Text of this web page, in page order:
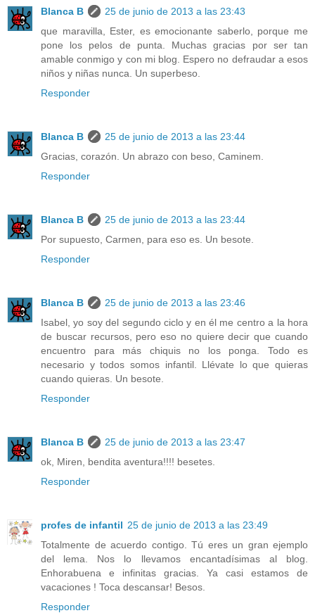
Blanca B
25 de junio de 2013 a las 23:43
que maravilla, Ester, es emocionante saberlo, porque me
pone los pelos de punta. Muchas gracias por ser tan
amable conmigo y con mi blog. Espero no defraudar a esos
niños y niñas nunca. Un superbeso.
Responder
Blanca B
25 de junio de 2013 a las 23:44
Gracias, corazón. Un abrazo con beso, Caminem.
Responder
Blanca B
25 de junio de 2013 a las 23:44
Por supuesto, Carmen, para eso es. Un besote.
Responder
Blanca B
25 de junio de 2013 a las 23:46
Isabel, yo soy del segundo ciclo y en él me centro a la hora
de buscar recursos, pero eso no quiere decir que cuando
encuentro para más chiquis no los ponga. Todo es
necesario y todos somos infantil. Llévate lo que quieras
cuando quieras. Un besote.
Responder
Blanca B
25 de junio de 2013 a las 23:47
ok, Miren, bendita aventura!!!! besetes.
Responder
profes de infantil 25 de junio de 2013 a las 23:49
Totalmente de acuerdo contigo. Tú eres un gran ejemplo
del lema. Nos lo llevamos encantadísimas al blog.
Enhorabuena e infinitas gracias. Ya casi estamos de
vacaciones ! Toca descansar! Besos.
Responder